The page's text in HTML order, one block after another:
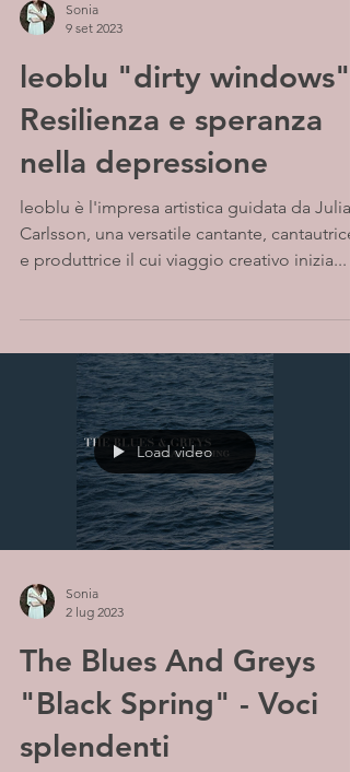
Sonia
9 set 2023
leoblu "dirty windows" -
Resilienza e speranza
nella depressione
leoblu è l'impresa artistica guidata da Julia
Carlsson, una versatile cantante, cantautrice
e produttrice il cui viaggio creativo inizia...
Load video
Sonia
2 lug 2023
The Blues And Greys
"Black Spring" - Voci
splendenti